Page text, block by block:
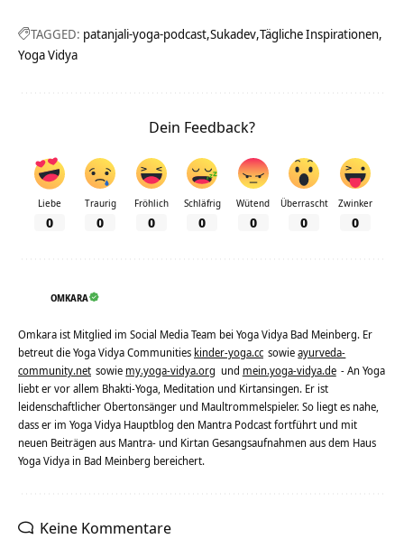
TAGGED: patanjali-yoga-podcast Sukadev Tägliche Inspirationen
Yoga Vidya
Dein Feedback?
Liebe
0
Traurig
0
Fröhlich
0
Schläfrig
0
Wütend
0
Überrascht
0
Zwinker
0
OMKARA
Omkara ist Mitglied im Social Media Team bei Yoga Vidya Bad Meinberg. Er
betreut die Yoga Vidya Communities kinder-yoga.cc sowieayurveda-
community.net sowie my.yoga-vidya.org und mein.yoga-vidya.de - An Yoga
liebt er vor allem Bhakti-Yoga, Meditation und Kirtansingen. Er ist
leidenschaftlicher Obertonsänger und Maultrommelspieler. So liegt es nahe,
dass er im Yoga Vidya Hauptblog den Mantra Podcast fortführt und mit
neuen Beiträgen aus Mantra- und Kirtan Gesangsaufnahmen aus dem Haus
Yoga Vidya in Bad Meinberg bereichert.
Keine Kommentare